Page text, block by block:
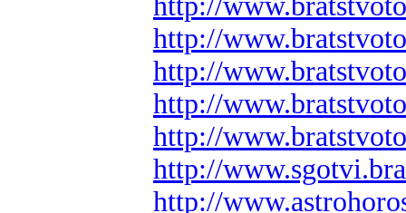
http://
http://
http://
http://
http://
http://